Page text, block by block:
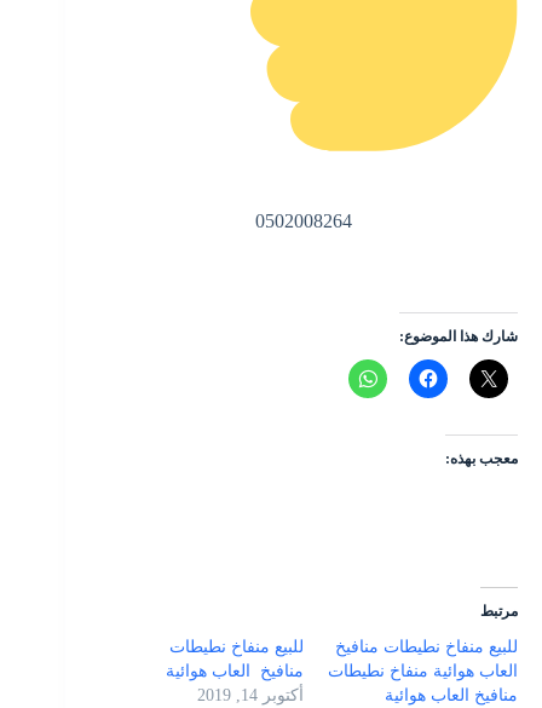
0502008264
شارك هذا الموضوع:
معجب بهذه:
مرتبط
للبيع منفاخ نطيطات منافيخ
العاب هوائية منفاخ نطيطات
منافيخ العاب هوائية
للبيع منفاخ نطيطات
منافيخ العاب هوائية
أكتوبر 14, 2019